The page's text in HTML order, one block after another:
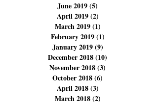
December 2019(1)
November 2019(1)
July 2019 (5)5 posts
June 2019(5)5 posts
April 2019(2)2 posts
March 2019(1)1 post
February 2019 (1)1 post
January 2019 (9)
December 2018(10)
November 2018(3)